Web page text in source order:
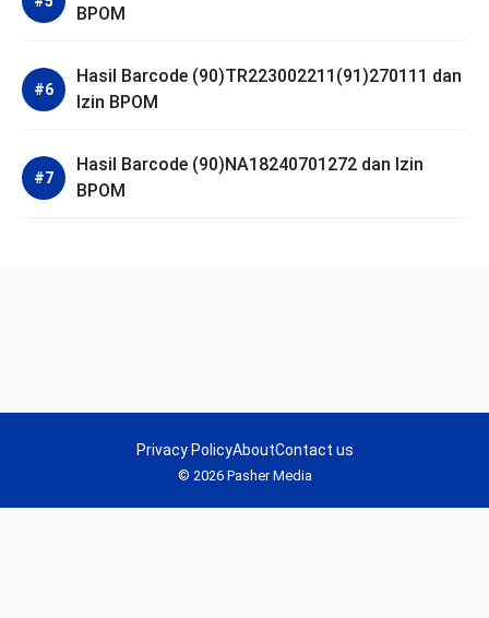
BPOM
Hasil Barcode (90)TR223002211(91)270111 dan
Izin BPOM
Hasil Barcode (90)NA18240701272 dan Izin
BPOM
© 2026 Pasher Media
Privacy PolicyAboutContact us